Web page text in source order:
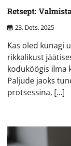
Retsept:
23. Dets. 2025
Kas oled kunagi
rikkalikust
koduköögis ilma
Paljude jaoks
protsessina, […]